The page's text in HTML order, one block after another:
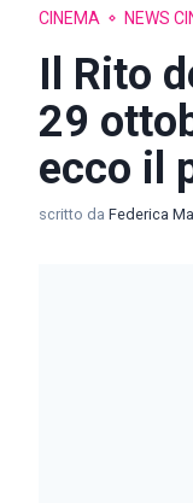
CINEMA NEWS
Il Rito
29
ecco il
scritto da Federica